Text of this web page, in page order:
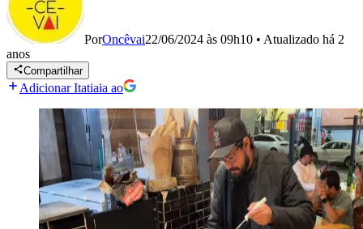
PorOncêvai22/06/2024 às 09h10 • Atualizado há 2
anos
Compartilhar
Adicionar Itatiaia ao